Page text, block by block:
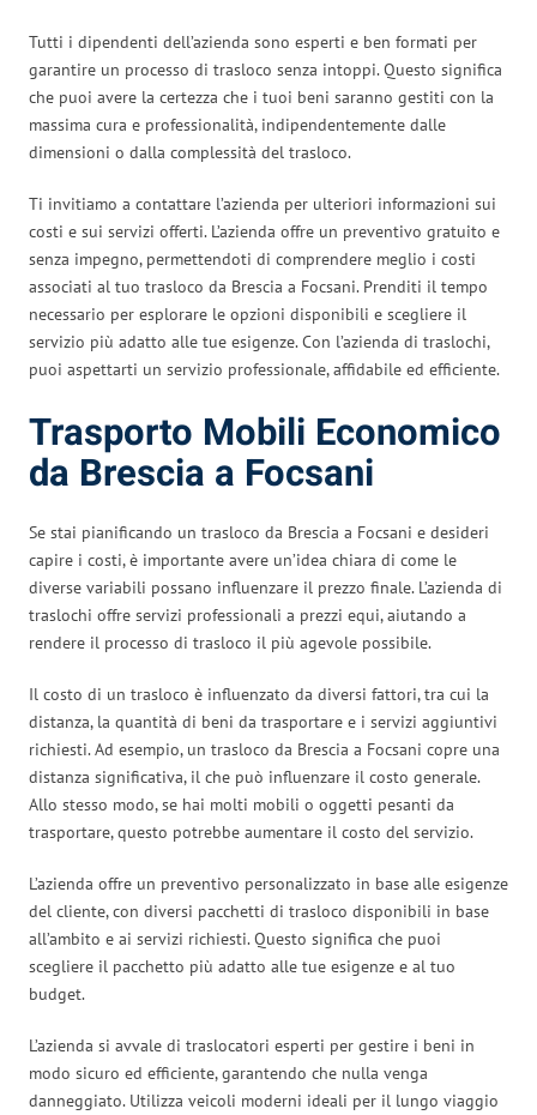
Tutti i dipendenti dell’azienda sono esperti e ben formati per
garantire un processo di trasloco senza intoppi. Questo significa
che puoi avere la certezza che i tuoi beni saranno gestiti con la
massima cura e professionalità, indipendentemente dalle
dimensioni o dalla complessità del trasloco.
Ti invitiamo a contattare l’azienda per ulteriori informazioni sui
costi e sui servizi offerti. L’azienda offre un preventivo gratuito e
senza impegno, permettendoti di comprendere meglio i costi
associati al tuo trasloco da Brescia a Focsani. Prenditi il tempo
necessario per esplorare le opzioni disponibili e scegliere il
servizio più adatto alle tue esigenze. Con l’azienda di traslochi,
puoi aspettarti un servizio professionale, affidabile ed efficiente.
Trasporto Mobili Economico
da Brescia a Focsani
Se stai pianificando un trasloco da Brescia a Focsani e desideri
capire i costi, è importante avere un’idea chiara di come le
diverse variabili possano influenzare il prezzo finale. L’azienda di
traslochi offre servizi professionali a prezzi equi, aiutando a
rendere il processo di trasloco il più agevole possibile.
Il costo di un trasloco è influenzato da diversi fattori, tra cui la
distanza, la quantità di beni da trasportare e i servizi aggiuntivi
richiesti. Ad esempio, un trasloco da Brescia a Focsani copre una
distanza significativa, il che può influenzare il costo generale.
Allo stesso modo, se hai molti mobili o oggetti pesanti da
trasportare, questo potrebbe aumentare il costo del servizio.
L’azienda offre un preventivo personalizzato in base alle esigenze
del cliente, con diversi pacchetti di trasloco disponibili in base
all’ambito e ai servizi richiesti. Questo significa che puoi
scegliere il pacchetto più adatto alle tue esigenze e al tuo
budget.
L’azienda si avvale di traslocatori esperti per gestire i beni in
modo sicuro ed efficiente, garantendo che nulla venga
danneggiato. Utilizza veicoli moderni ideali per il lungo viaggio